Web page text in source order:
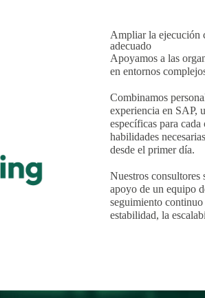
Ampliar la ejecución
adecuado
Apoyamos a las
en entornos
Combinamos
experiencia en SAP,
específicas para
habilidades
desde el primer día.
Nuestros consultores
apoyo de un equipo
seguimiento continuo
estabilidad, la